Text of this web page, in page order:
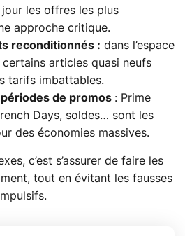
les offres les plus
approche critique.
reconditionnés : dans l’espace
certains articles quasi neufs
tarifs imbattables.
de promos : Prime
Days, soldes… sont les
des économies massives.
c’est s’assurer de faire les
tout en évitant les fausses